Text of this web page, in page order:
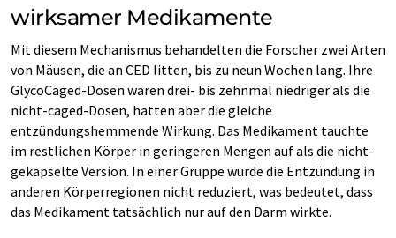
wirksamer Medikamente
Mit diesem Mechanismus behandelten die Forscher zwei Arten
von Mäusen, die an CED litten, bis zu neun Wochen lang. Ihre
GlycoCaged-Dosen waren drei- bis zehnmal niedriger als die
nicht-caged-Dosen, hatten aber die gleiche
entzündungshemmende Wirkung. Das Medikament tauchte
im restlichen Körper in geringeren Mengen auf als die nicht-
gekapselte Version. In einer Gruppe wurde die Entzündung in
anderen Körperregionen nicht reduziert, was bedeutet, dass
das Medikament tatsächlich nur auf den Darm wirkte.